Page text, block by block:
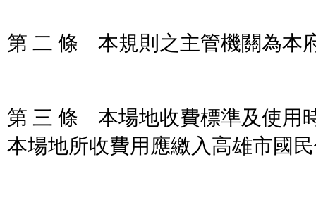
第 二 條 本規則之主管機關為本
第 三 條 本場地收費標準及使用
本場地所收費用應繳入高雄市國